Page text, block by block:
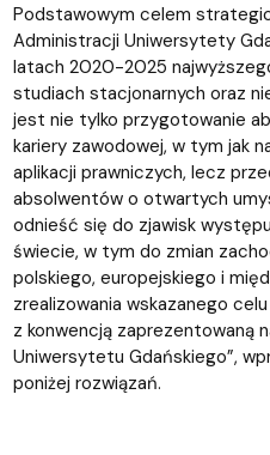
Podstawowym celem
Administracji Uniwersytety
latach 2020-2025
studiach stacjonarnych oraz
jest nie tylko przygotowanie
kariery zawodowej, w tym jak
aplikacji prawniczych, lecz
absolwentów o otwartych
odnieść się do zjawisk
świecie, w tym do zmian
polskiego, europejskiego i
zrealizowania wskazanego
z konwencją zaprezentowaną
Uniwersytetu Gdańskiego”,
poniżej rozwiązań.